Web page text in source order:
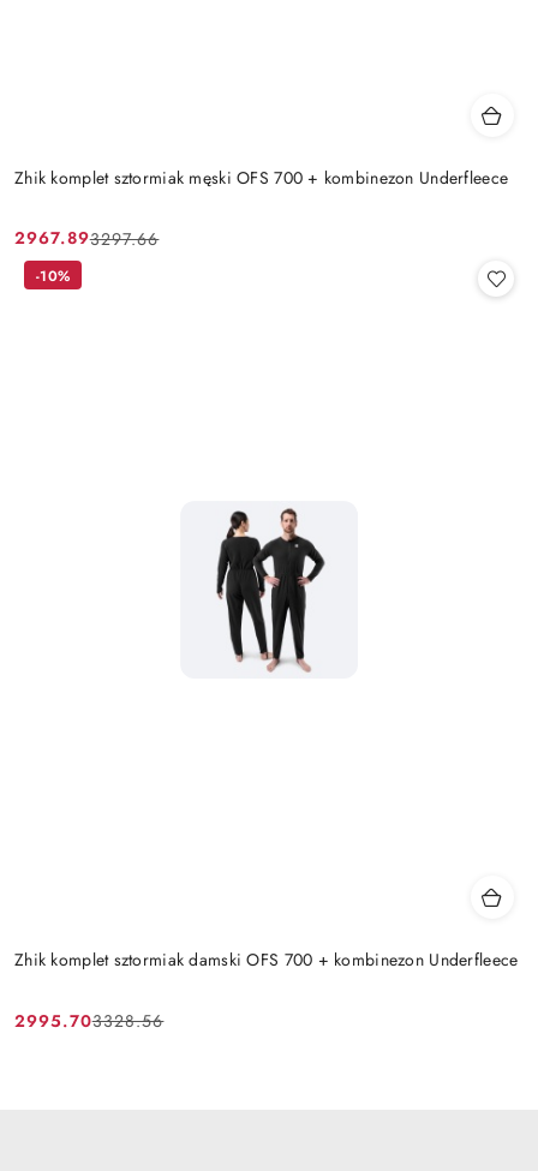
Zhik komplet sztormiak męski OFS 700 + kombinezon Underfleece
Cena
promocyjna:
2967.89
Cena
przed
3297.66
Zhik komplet sztormiak damski OFS 700 + kombinezon Underfleece
Cena
2995.70
Cena
3328.56
-10%